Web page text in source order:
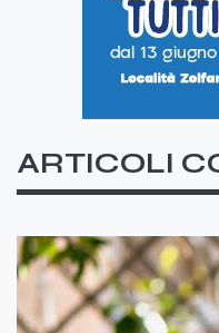
ARTICOLI